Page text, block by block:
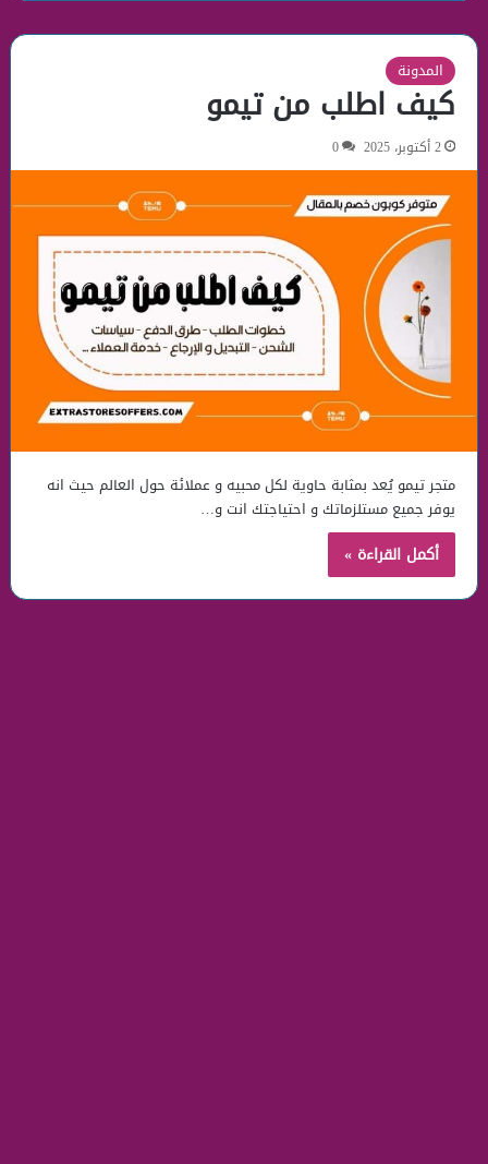
المدونة
كيف اطلب من تيمو
2 أكتوبر، 2025 0
متجر تيمو يُعد بمثابة حاوية لكل محبيه و عملائة حول العالم حيث انه
يوفر جميع مستلزماتك و احتياجتك انت و…
أكمل القراءة »